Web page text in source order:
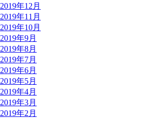
2019年12月
2019年11月
2019年10月
2019年9月
2019年8月
2019年7月
2019年6月
2019年5月
2019年4月
2019年3月
2019年2月